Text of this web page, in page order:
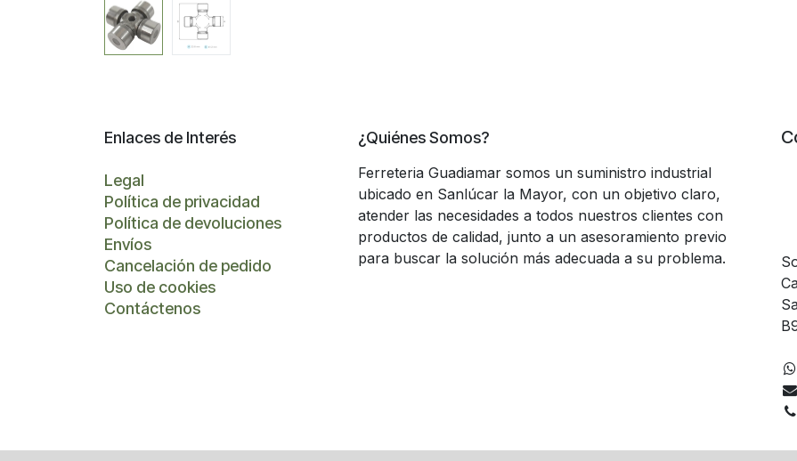
Enlaces de Interés
Legal
Política de privacidad
Política de devoluciones
Envíos
Cancelación de pedido
Uso de cookies
Contáctenos
¿Quiénes Somos?
Ferreteria Guadiamar somos un suministro industrial
ubicado en Sanlúcar la Mayor, con un objetivo claro,
atender las necesidades a todos nuestros clientes con
productos de calidad, junto a un asesoramiento previo
para buscar la solución más adecuada a su problema.